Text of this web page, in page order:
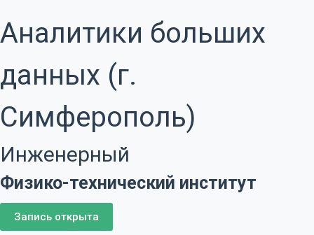
т
Аналитики больших
данных (г.
Симферополь)
Инженерный
Физико-технический институт
Запись открыта